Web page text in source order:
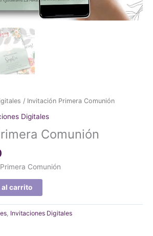
/ Invitación Primera Comunión
Digitales
Comunión
Comunión
al carrito
, Invitaciones Digitales